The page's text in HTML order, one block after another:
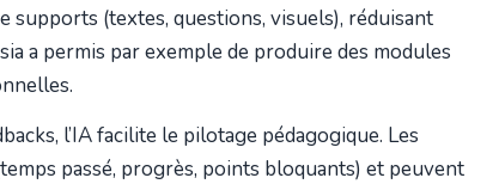
supports (textes, questions, visuels), réduisant
a permis par exemple de produire des modules
l’IA facilite le pilotage pédagogique. Les
passé, progrès, points bloquants) et peuvent